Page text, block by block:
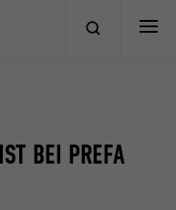
BEI PREFA